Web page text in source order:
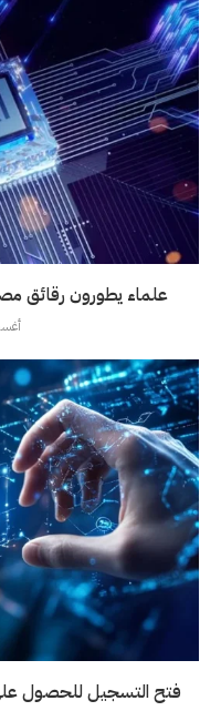
علماء يطورون رقائق
فتح التسجيل للحصول